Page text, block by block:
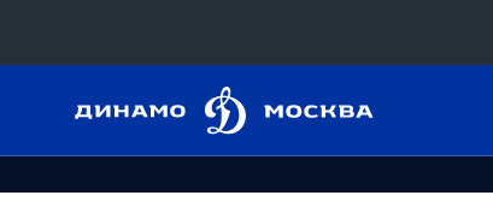
«Восток»
Динамо